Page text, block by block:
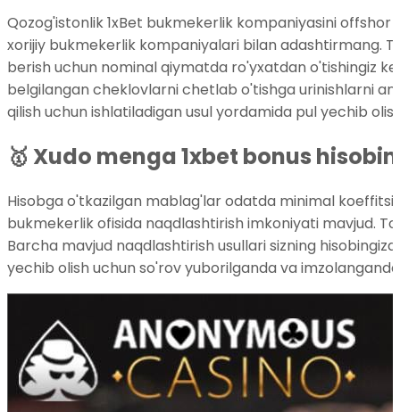
Qozog'istonlik 1xBet bukmekerlik kompaniyasini
xorijiy bukmekerlik kompaniyalari bilan adashtirmang.
berish uchun nominal qiymatda ro'yxatdan o'tishingiz
belgilangan cheklovlarni chetlab o'tishga urinishlarni
qilish uchun ishlatiladigan usul yordamida pul yechib
🥇 Xudo menga 1xbet bonus
Hisobga o'tkazilgan mablag'lar odatda minimal
bukmekerlik ofisida naqdlashtirish imkoniyati mavjud.
Barcha mavjud naqdlashtirish usullari sizning
yechib olish uchun so'rov yuborilganda va